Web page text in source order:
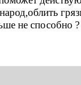
не способно ?